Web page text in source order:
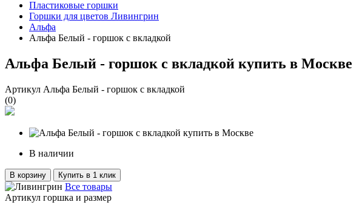
Пластиковые горшки
Горшки для цветов Ливингрин
Альфа
Альфа Белый - горшок с вкладкой
Альфа Белый - горшок с вкладкой купить в Москве
Артикул Альфа Белый - горшок с вкладкой
(0)
В наличии
В корзину Купить в 1 клик
Все товары
Артикул горшка и размер